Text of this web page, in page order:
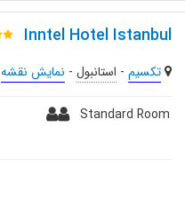
Inntel Hotel Istanbul
تکسیم - استانبول - نمایش نقشه
Standard Room